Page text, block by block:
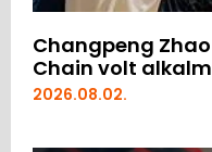
Changpeng
Chain volt
2026.08.02.